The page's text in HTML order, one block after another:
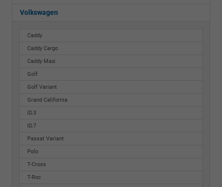
Volkswagen
Caddy
Caddy Cargo
Caddy Maxi
Golf
Golf Variant
Grand California
ID.3
ID.7
Passat Variant
Polo
T-Cross
T-Roc